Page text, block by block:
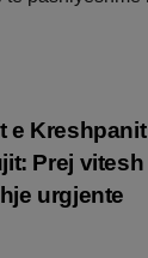
e
Prej
urgjente